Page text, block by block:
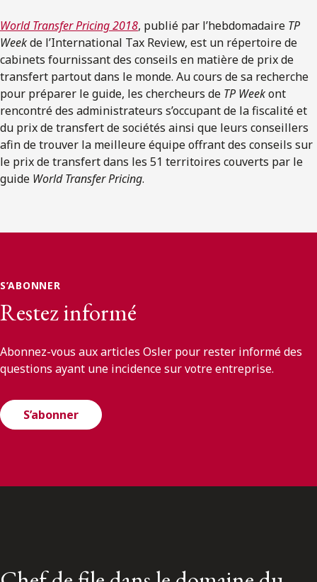
World Transfer Pricing2018, publié par l’hebdomadaire TP
Weekde l’International Tax Review, est un répertoire de
cabinets fournissant des conseils en matière de prix de
transfert partout dans le monde. Au cours de sa recherche
pour préparer le guide, les chercheurs de TP Weekont
rencontré des administrateurs s’occupant de la fiscalité et
du prix de transfert de sociétés ainsi que leurs conseillers
afin de trouver la meilleure équipe offrant des conseils sur
le prix de transfert dans les 51 territoires couverts par le
guide World Transfer Pricing.
S’ABONNER
Restez informé
Abonnez-vous aux articles Osler pour rester informé des
questions ayant une incidence sur votre entreprise.
S’abonner